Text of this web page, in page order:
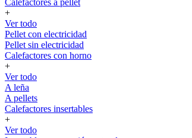
Calefactores a pellet
+
Ver todo
Pellet con electricidad
Pellet sin electricidad
Calefactores con horno
+
Ver todo
A leña
A pellets
Calefactores insertables
+
Ver todo